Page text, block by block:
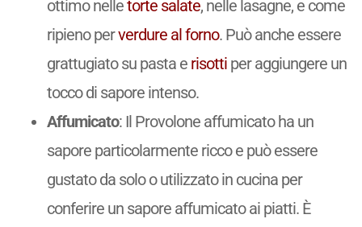
ottimo nelletorte salate, nelle lasagne, e come
ripieno perverdure al forno. Può anche essere
grattugiato su pasta e risottiper aggiungere un
tocco di sapore intenso.
Affumicato: Il Provolone affumicato ha un
sapore particolarmente ricco e può essere
gustato da solo o utilizzato in cucina per
conferire un sapore affumicato ai piatti. È